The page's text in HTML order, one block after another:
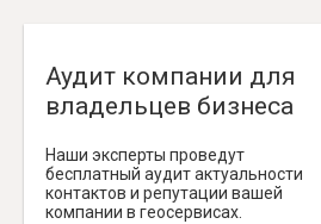
Аудит компании для
владельцев бизнеса
Наши эксперты проведут
бесплатный аудит актуальности
контактов и репутации вашей
компании в геосервисах.